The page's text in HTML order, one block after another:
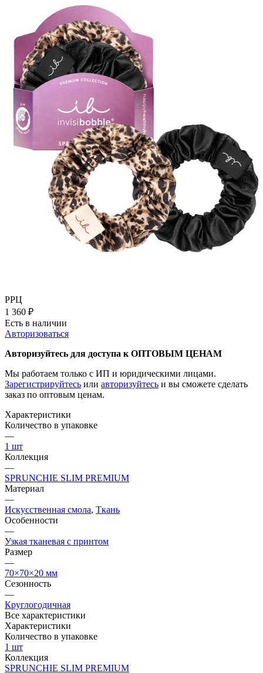
РРЦ
1 360 ₽
Есть в наличии
Авторизоваться
Авторизуйтесь для доступа к ОПТОВЫМ ЦЕНАМ
Мы работаем только с ИП и юридическими лицами.
Зарегистрируйтесь или авторизуйтесь и вы сможете сделать
заказ по оптовым ценам.
Характеристики
Количество в упаковке
—
1 шт
Коллекция
—
SPRUNCHIE SLIM PREMIUM
Материал
—
Искусственная смола, Ткань
Особенности
—
Узкая тканевая с принтом
Размер
—
70×70×20 мм
Сезонность
—
Круглогодичная
Все характеристики
Характеристики
Количество в упаковке
1 шт
Коллекция
SPRUNCHIE SLIM PREMIUM